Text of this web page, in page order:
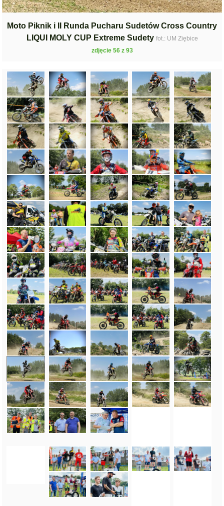
Moto Piknik i II Runda Pucharu Sudetów Cross Country
LIQUI MOLY CUP Extreme Sudety fot.: UM Ziębice
zdjęcie 56 z 93